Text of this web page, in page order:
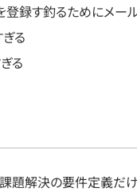
登録す釣るためにメ
る
る
題解決の要件定義だけ